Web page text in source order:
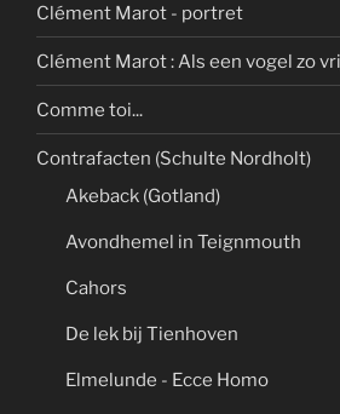
Clément Marot - portret
Clément Marot : Als een vogel zo
Comme toi...
Contrafacten (Schulte Nordholt)
Akeback (Gotland)
Avondhemel in Teignmouth
Cahors
De lek bij Tienhoven
Elmelunde - Ecce Homo